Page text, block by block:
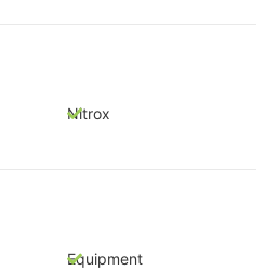
Nitrox
Equipment